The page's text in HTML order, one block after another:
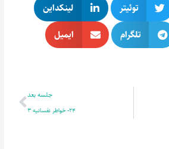
توئیتر
لینکداین
تلگرام
ایمیل
جلسه بعد
24- خواطر نفسانیه 3